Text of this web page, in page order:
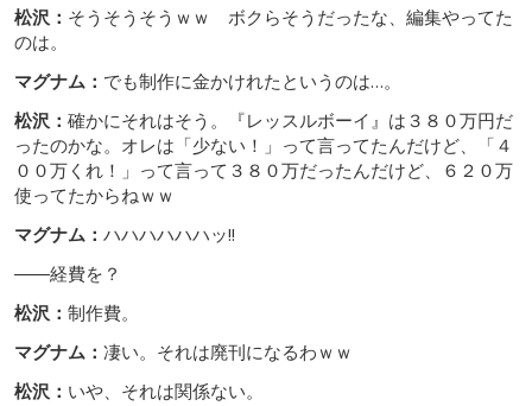
松沢： そうそうそうｗｗ ボクらそうだったな、編集やってた
のは。
マグナム： でも制作に金かけれたというのは…。
松沢： 確かにそれはそう。『レッスルボーイ』は３８０万円だ
ったのかな。オレは「少ない！」って言ってたんだけど、「４
００万くれ！」って言って３８０万だったんだけど、６２０万
使ってたからねｗｗ
マグナム： ハハハハハハッ!!
――経費を？
松沢： 制作費。
マグナム： 凄い。それは廃刊になるわｗｗ
松沢： いや、それは関係ない。